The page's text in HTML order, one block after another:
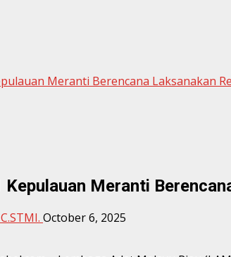
Meranti Berencana Laksanakan
Kepulauan Meranti
October 6, 2025